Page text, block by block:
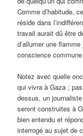
Comme d’habitude,
réside dans
travail aurait dû être
d’allumer une
conscience
Notez avec quelle
qui vivra à Gaza ;
dessus, un
seront construites à
bien entendu et
interrogé au sujet de